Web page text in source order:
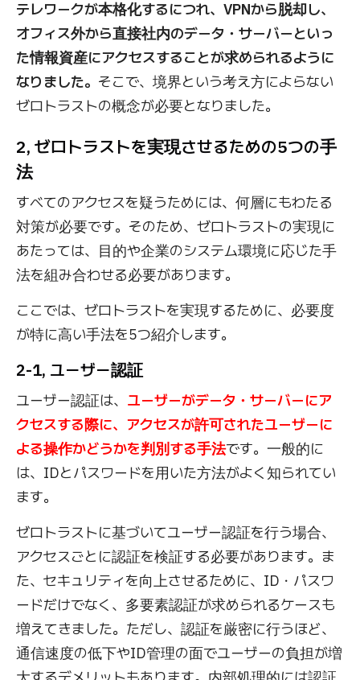
テレワークが本格化するにつれ、VPNから脱却し、
オフィス外から直接社内のデータ・サーバーといっ
た情報資産にアクセスすることが求められるように
なりました。 そこで、境界という考え方によらない
ゼロトラストの概念が必要となりました。
2, ゼロトラストを実現させるための5つの手
法
すべてのアクセスを疑うためには、何層にもわたる
対策が必要です。そのため、ゼロトラストの実現に
あたっては、目的や企業のシステム環境に応じた手
法を組み合わせる必要があります。
ここでは、ゼロトラストを実現するために、必要度
が特に高い手法を5つ紹介します。
2-1, ユーザー認証
ユーザー認証は、 ユーザーがデータ・サーバーにア
クセスする際に、アクセスが許可されたユーザーに
よる操作かどうかを判別する手法です。一般的に
は、IDとパスワードを用いた方法がよく知られてい
ます。
ゼロトラストに基づいてユーザー認証を行う場合、
アクセスごとに認証を検証する必要があります。ま
た、セキュリティを向上させるために、ID・パスワ
ードだけでなく、多要素認証が求められるケースも
増えてきました。ただし、認証を厳密に行うほど、
通信速度の低下やID管理の面でユーザーの負担が増